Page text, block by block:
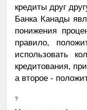
кредиты друг
Банка Канады
понижения
правило,
использовать
кредитования,
а второе -
?